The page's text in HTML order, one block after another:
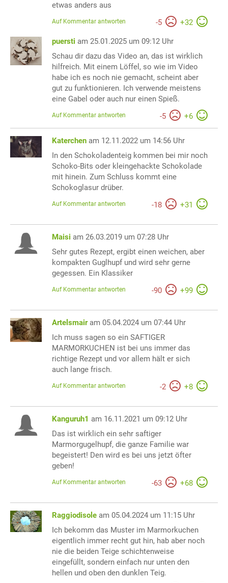
etwas anders aus
-5 +32
Auf Kommentar antworten
puersti am 25.01.2025 um 09:12 Uhr
Schau dir dazu das Video an, das ist wirklich
hilfreich. Mit einem Löffel, so wie im Video
habe ich es noch nie gemacht, scheint aber
gut zu funktionieren. Ich verwende meistens
eine Gabel oder auch nur einen Spieß.
-5 +6
Auf Kommentar antworten
Katerchen am 12.11.2022 um 14:56 Uhr
In den Schokoladenteig kommen bei mir noch
Schoko-Bits oder kleingehackte Schokolade
mit hinein. Zum Schluss kommt eine
Schokoglasur drüber.
-18 +31
Auf Kommentar antworten
Maisi am 26.03.2019 um 07:28 Uhr
Sehr gutes Rezept, ergibt einen weichen, aber
kompakten Guglhupf und wird sehr gerne
gegessen. Ein Klassiker
-90 +99
Auf Kommentar antworten
Artelsmair am 05.04.2024 um 07:44 Uhr
Ich muss sagen so ein SAFTIGER
MARMORKUCHEN ist bei uns immer das
richtige Rezept und vor allem hält er sich
auch lange frisch.
-2 +8
Auf Kommentar antworten
Kanguruh1 am 16.11.2021 um 09:12 Uhr
Das ist wirklich ein sehr saftiger
Marmorgugelhupf, die ganze Familie war
begeistert! Den wird es bei uns jetzt öfter
geben!
-63 +68
Auf Kommentar antworten
Raggiodisole am 05.04.2024 um 11:15 Uhr
Ich bekomm das Muster im Marmorkuchen
eigentlich immer recht gut hin, hab aber noch
nie die beiden Teige schichtenweise
eingefüllt, sondern einfach nur unten den
hellen und oben den dunklen Teig.